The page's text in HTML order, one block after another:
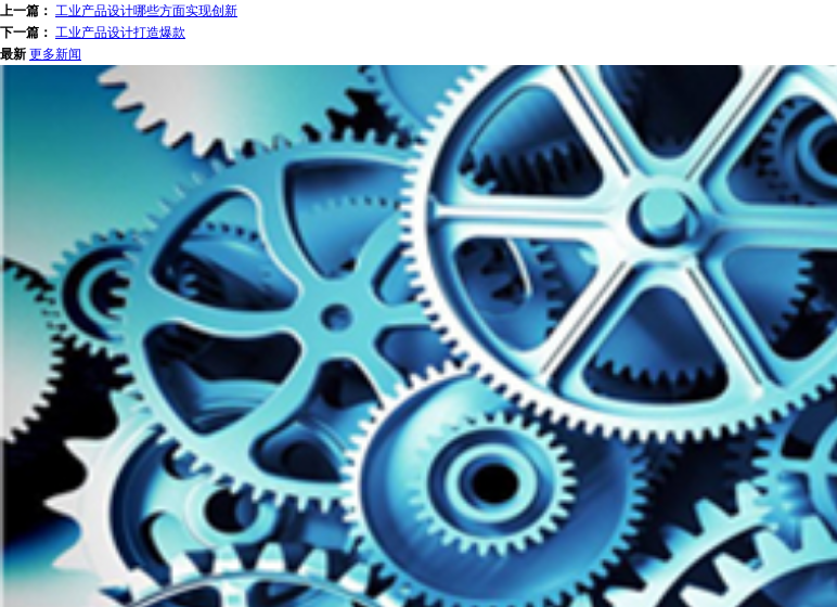
上一篇： 工业产品设计哪些方面实现创新
下一篇： 工业产品设计打造爆款
最新更多新闻